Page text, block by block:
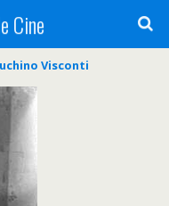
Cine
Visconti